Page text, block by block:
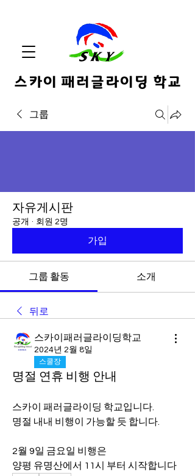
스카이 패러글라이딩 학교
그룹
자유게시판
공개 · 회원 2명
가입
그룹 활동 소개
뒤로
스카이패러글라이딩학교
2024년 2월 8일
스쿨장
명절 연휴 비행 안내
스카이 패러글라이딩 학교입니다.
명절 내내 비행이 가능할 듯 합니다.
2월 9일 금요일 비행은
양평 유명산에서 11시 부터 시작합니다